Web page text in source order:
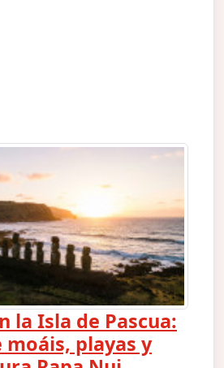
la Isla de Pascua:
moáis, playas y